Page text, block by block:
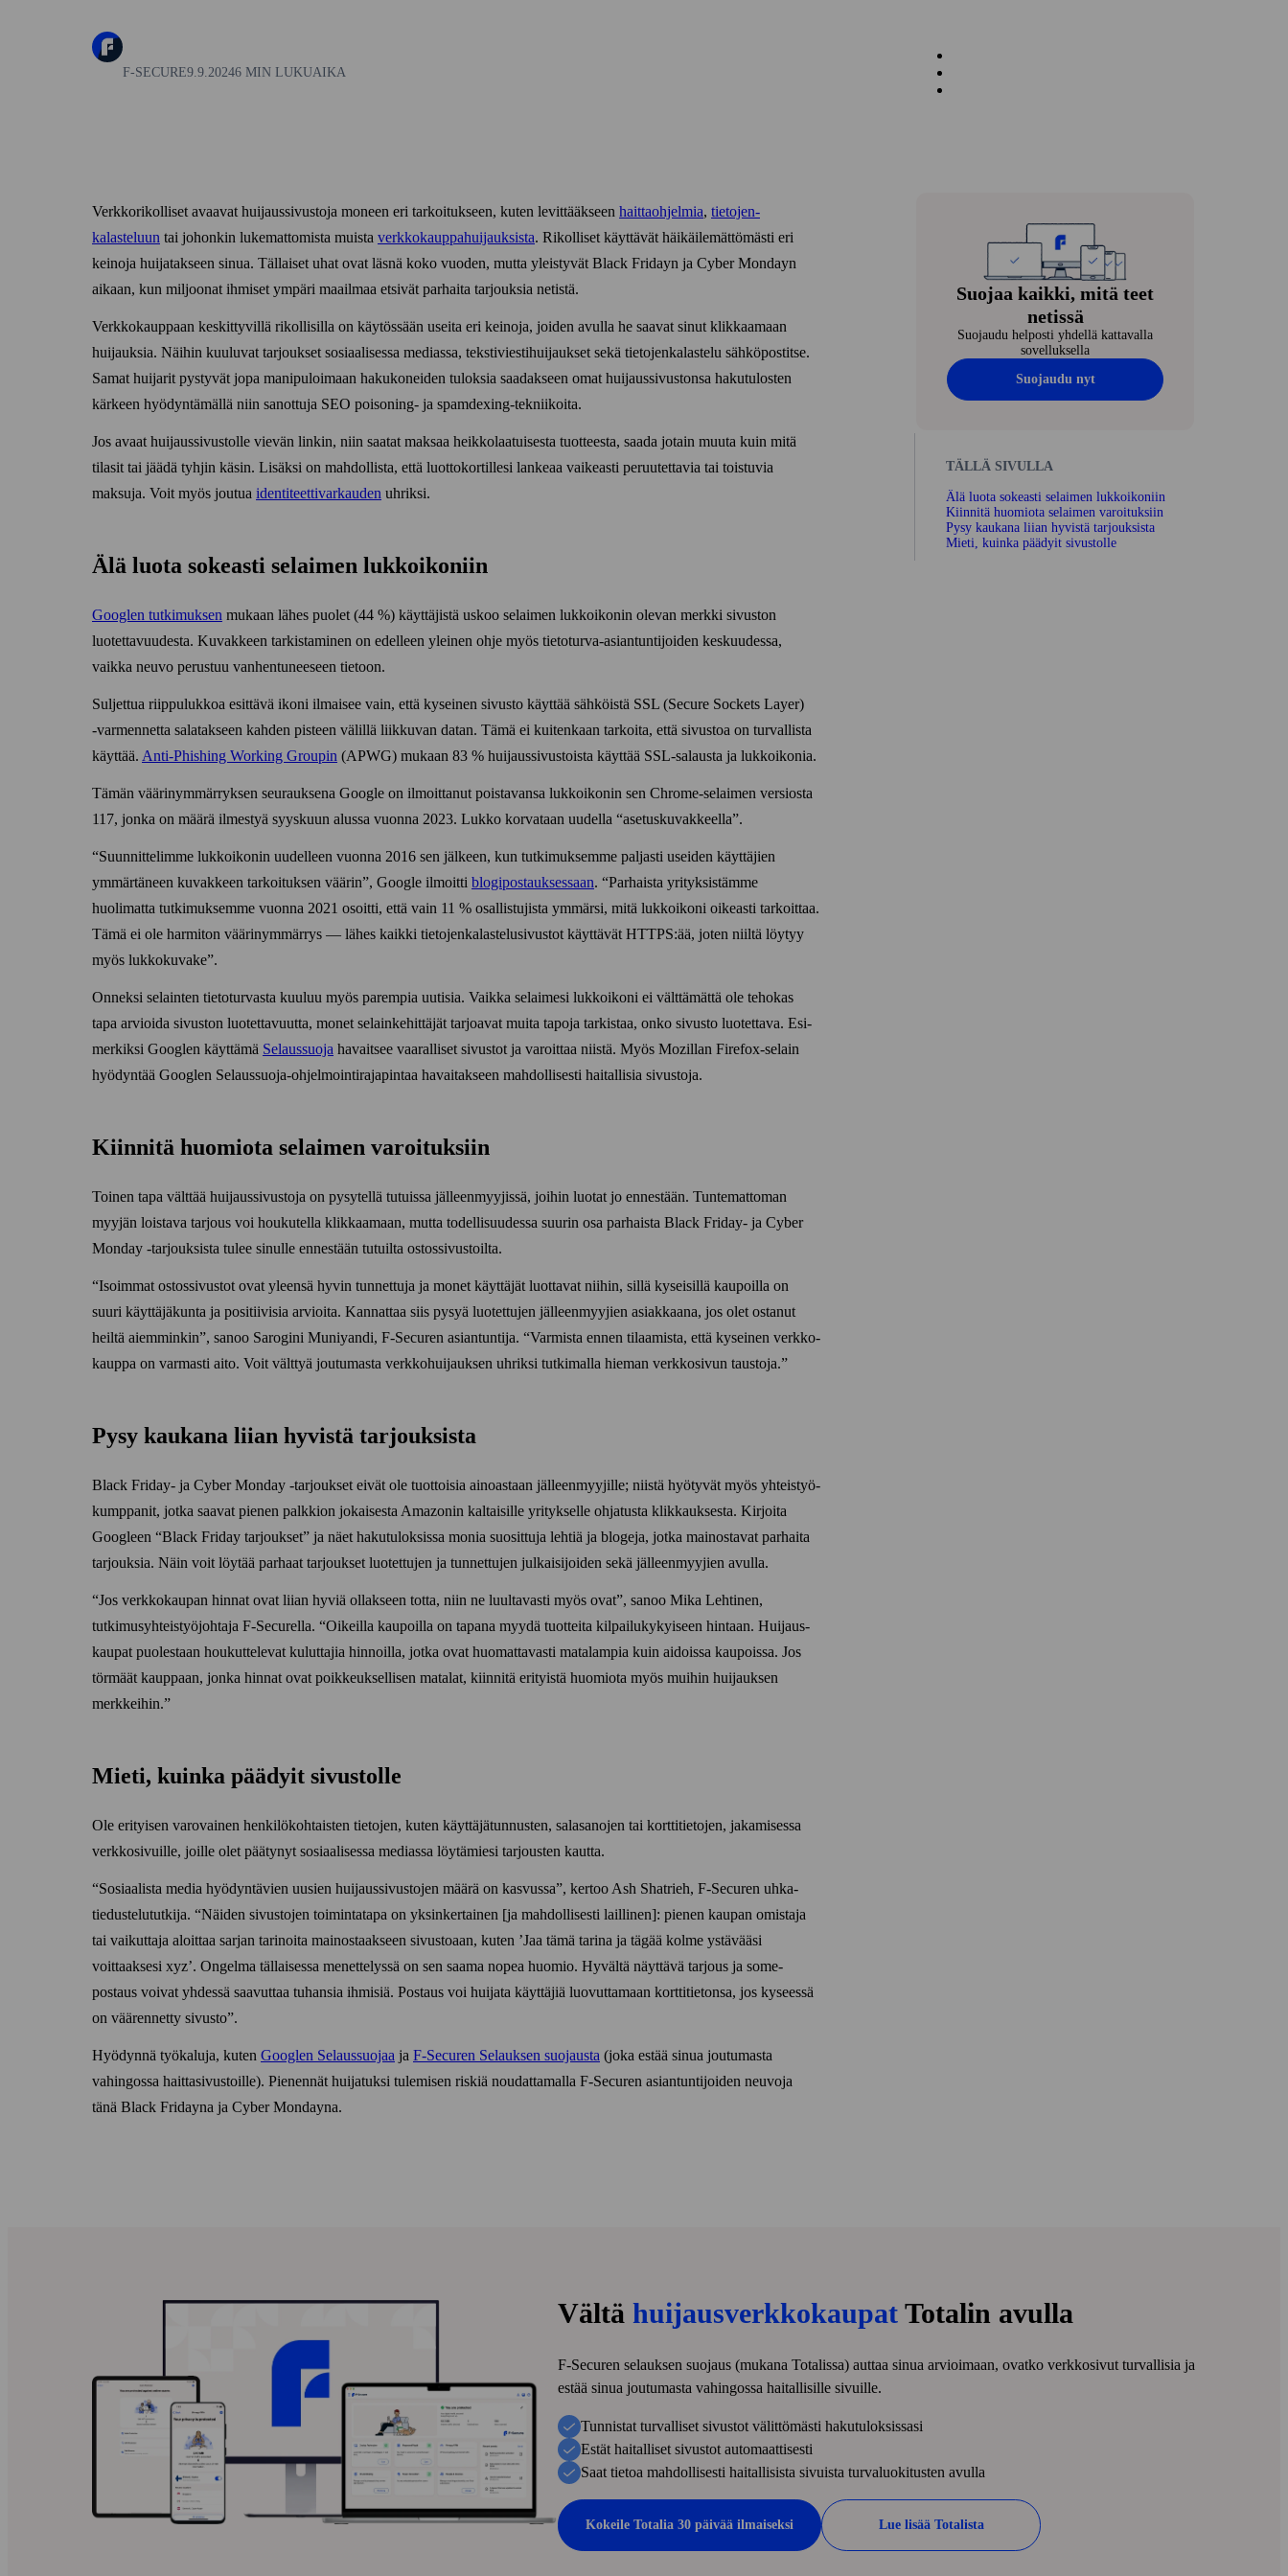
F-SECURE9.9.20246 MIN LUKUAIKA
Verkko­rikolliset avaavat huijaus­sivustoja moneen eri tarkoitukseen, kuten levittääkseen haitta­ohjelmia, tietojen­
kalasteluun tai johonkin lukemattomista muista verkko­kauppa­huijauksista. Rikolliset käyttävät häikäilemättömästi eri
keinoja huijatakseen sinua. Tällaiset uhat ovat läsnä koko vuoden, mutta yleistyvät Black Fridayn ja Cyber Mondayn
aikaan, kun miljoonat ihmiset ympäri maailmaa etsivät parhaita tarjouksia netistä.
Verkko­kauppaan keskittyvillä rikollisilla on käytössään useita eri keinoja, joiden avulla he saavat sinut klikkaamaan
huijauksia. Näihin kuuluvat tarjoukset sosiaalisessa mediassa, teksti­viesti­huijaukset sekä tietojen­kalastelu sähkö­postitse.
Samat huijarit pystyvät jopa manipuloimaan haku­koneiden tuloksia saadakseen omat huijaus­sivustonsa haku­tulosten
kärkeen hyödyntämällä niin sanottuja SEO poisoning‑ ja spamdexing-tekniikoita.
Jos avaat huijaus­sivustolle vievän linkin, niin saatat maksaa heikko­laatuisesta tuotteesta, saada jotain muuta kuin mitä
tilasit tai jäädä tyhjin käsin. Lisäksi on mahdollista, että luotto­kortillesi lankeaa vaikeasti peruutettavia tai toistuvia
maksuja. Voit myös joutua identiteetti­varkauden uhriksi.
Älä luota sokeasti selaimen lukkoikoniin
Googlen tutkimuksen mukaan lähes puolet (44 %) käyttäjistä uskoo selaimen lukko­ikonin olevan merkki sivuston
luotettavuudesta. Kuvakkeen tarkistaminen on edelleen yleinen ohje myös tieto­turva-asian­tuntijoiden keskuudessa,
vaikka neuvo perustuu vanhentuneeseen tietoon.
Suljettua riippu­lukkoa esittävä ikoni ilmaisee vain, että kyseinen sivusto käyttää sähköistä SSL (Secure Sockets Layer)
‑varmennetta salatakseen kahden pisteen välillä liikkuvan datan. Tämä ei kuitenkaan tarkoita, että sivustoa on turvallista
käyttää. Anti-Phishing Working Groupin (APWG) mukaan 83 % huijaus­sivustoista käyttää SSL‑salausta ja lukko­ikonia.
Tämän väärinymmärryksen seurauksena Google on ilmoittanut poistavansa lukkoikonin sen Chrome-selaimen versiosta
117, jonka on määrä ilmestyä syyskuun alussa vuonna 2023. Lukko korvataan uudella
asetus­kuvakkeella .
Suunnittelimme lukko­ikonin uudelleen vuonna 2016 sen jälkeen, kun tutkimuksemme paljasti useiden käyttäjien
ymmärtäneen kuvakkeen tarkoituksen väärin , Google ilmoitti blogi­postauksessaan.
Parhaista yrityksistämme
huolimatta tutkimuksemme vuonna 2021 osoitti, että vain 11 % osallistujista ymmärsi, mitä lukko­ikoni oikeasti tarkoittaa.
Tämä ei ole harmiton väärin­ymmärrys — lähes kaikki tietojen­kalastelu­sivustot käyttävät HTTPS:ää, joten niiltä löytyy
myös lukko­kuvake .
Onneksi selainten tieto­turvasta kuuluu myös parempia uutisia. Vaikka selaimesi lukko­ikoni ei välttämättä ole tehokas
tapa arvioida sivuston luotettavuutta, monet selain­kehittäjät tarjoavat muita tapoja tarkistaa, onko sivusto luotettava. Esi­
merkiksi Googlen käyttämä Selaus­suoja havaitsee vaaralliset sivustot ja varoittaa niistä. Myös Mozillan Firefox-selain
hyödyntää Googlen Selaus­suoja-ohjelmointi­raja­pintaa havaitakseen mahdollisesti haitallisia sivustoja.
Kiinnitä huomiota selaimen varoituksiin
Toinen tapa välttää huijaus­sivustoja on pysytellä tutuissa jälleen­myyjissä, joihin luotat jo ennestään. Tuntemattoman
myyjän loistava tarjous voi houkutella klikkaamaan, mutta todellisuudessa suurin osa parhaista Black Friday‑ ja Cyber
Monday ‑tarjouksista tulee sinulle ennestään tutuilta ostos­sivustoilta.
Isoimmat ostos­sivustot ovat yleensä hyvin tunnettuja ja monet käyttäjät luottavat niihin, sillä kyseisillä kaupoilla on
suuri käyttäjä­kunta ja positiivisia arvioita. Kannattaa siis pysyä luotettujen jälleen­myyjien asiakkaana, jos olet ostanut
heiltä aiemminkin , sanoo Sarogini Muniyandi, F‑Securen asian­tuntija.
Varmista ennen tilaamista, että kyseinen verkko­
kauppa on varmasti aito. Voit välttyä joutumasta verkko­huijauksen uhriksi tutkimalla hieman verkko­sivun taustoja.
Pysy kaukana liian hyvistä tarjouksista
Black Friday‑ ja Cyber Monday ‑tarjoukset eivät ole tuottoisia ainoastaan jälleen­myyjille; niistä hyötyvät myös yhteis­työ­
kumppanit, jotka saavat pienen palkkion jokaisesta Amazonin kaltaisille yritykselle ohjatusta klikkauksesta. Kirjoita
Googleen
Black Friday tarjoukset
ja näet haku­tuloksissa monia suosittuja lehtiä ja blogeja, jotka mainostavat parhaita
tarjouksia. Näin voit löytää parhaat tarjoukset luotettujen ja tunnettujen julkaisijoiden sekä jälleen­myyjien avulla.
Jos verkko­kaupan hinnat ovat liian hyviä ollakseen totta, niin ne luultavasti myös ovat , sanoo Mika Lehtinen,
tutkimus­yhteis­työ­johtaja F‑Securella.
Oikeilla kaupoilla on tapana myydä tuotteita kilpailu­kykyiseen hintaan. Huijaus­
kaupat puolestaan houkuttelevat kuluttajia hinnoilla, jotka ovat huomattavasti matalampia kuin aidoissa kaupoissa. Jos
törmäät kauppaan, jonka hinnat ovat poikkeuksellisen matalat, kiinnitä erityistä huomiota myös muihin huijauksen
merkkeihin.
Mieti, kuinka päädyit sivustolle
Ole erityisen varovainen henkilö­kohtaisten tietojen, kuten käyttäjä­tunnusten, sala­sanojen tai kortti­tietojen, jakamisessa
verkko­sivuille, joille olet päätynyt sosiaalisessa mediassa löytämiesi tarjousten kautta.
Sosiaalista media hyödyntävien uusien huijaus­sivustojen määrä on kasvussa , kertoo Ash Shatrieh, F‑Securen uhka­
tiedustelu­tutkija.
Näiden sivustojen toiminta­tapa on yksin­kertainen [ja mahdollisesti laillinen]: pienen kaupan omistaja
tai vaikuttaja aloittaa sarjan tarinoita mainostaakseen sivustoaan, kuten ’Jaa tämä tarina ja tägää kolme ystävääsi
voittaaksesi xyz’. Ongelma tällaisessa menettelyssä on sen saama nopea huomio. Hyvältä näyttävä tarjous ja some­
postaus voivat yhdessä saavuttaa tuhansia ihmisiä. Postaus voi huijata käyttäjiä luovuttamaan kortti­tietonsa, jos kyseessä
on väärennetty sivusto .
Hyödynnä työ­kaluja, kuten Googlen Selaus­suojaa ja F‑Securen Selauksen suojausta (joka estää sinua joutumasta
vahingossa haitta­sivustoille). Pienennät huijatuksi tulemisen riskiä noudattamalla F‑Securen asian­tuntijoiden neuvoja
tänä Black Fridayna ja Cyber Mondayna.
Suojaa kaikki, mitä teet
netissä
Suojaudu helposti yhdellä kattavalla
sovelluksella
Suojaudu nyt
TÄLLÄ SIVULLA
Älä luota sokeasti selaimen lukkoikoniin
Kiinnitä huomiota selaimen varoituksiin
Pysy kaukana liian hyvistä tarjouksista
Mieti, kuinka päädyit sivustolle
Vältä huijaus­verkko­kaupat Totalin avulla
F‑Securen selauksen suojaus (mukana Totalissa) auttaa sinua arvioimaan, ovatko verkko­sivut turvallisia ja
estää sinua joutumasta vahingossa haitallisille sivuille.
Tunnistat turvalliset sivustot välittömästi hakutuloksissasi
Estät haitalliset sivustot automaattisesti
Saat tietoa mahdollisesti haitallisista sivuista turva­luokitusten avulla
Kokeile Totalia 30 päivää ilmaiseksi Lue lisää Totalista